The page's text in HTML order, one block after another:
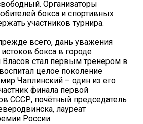
Организаторы
бокса и спортивных
участников турнира.
всего, дань уважения
бокса в городе
Власов стал первым тренером в
целое поколение
Чаплинский – один из его
финала первой
СССР, почётный председатель
лауреат
России.